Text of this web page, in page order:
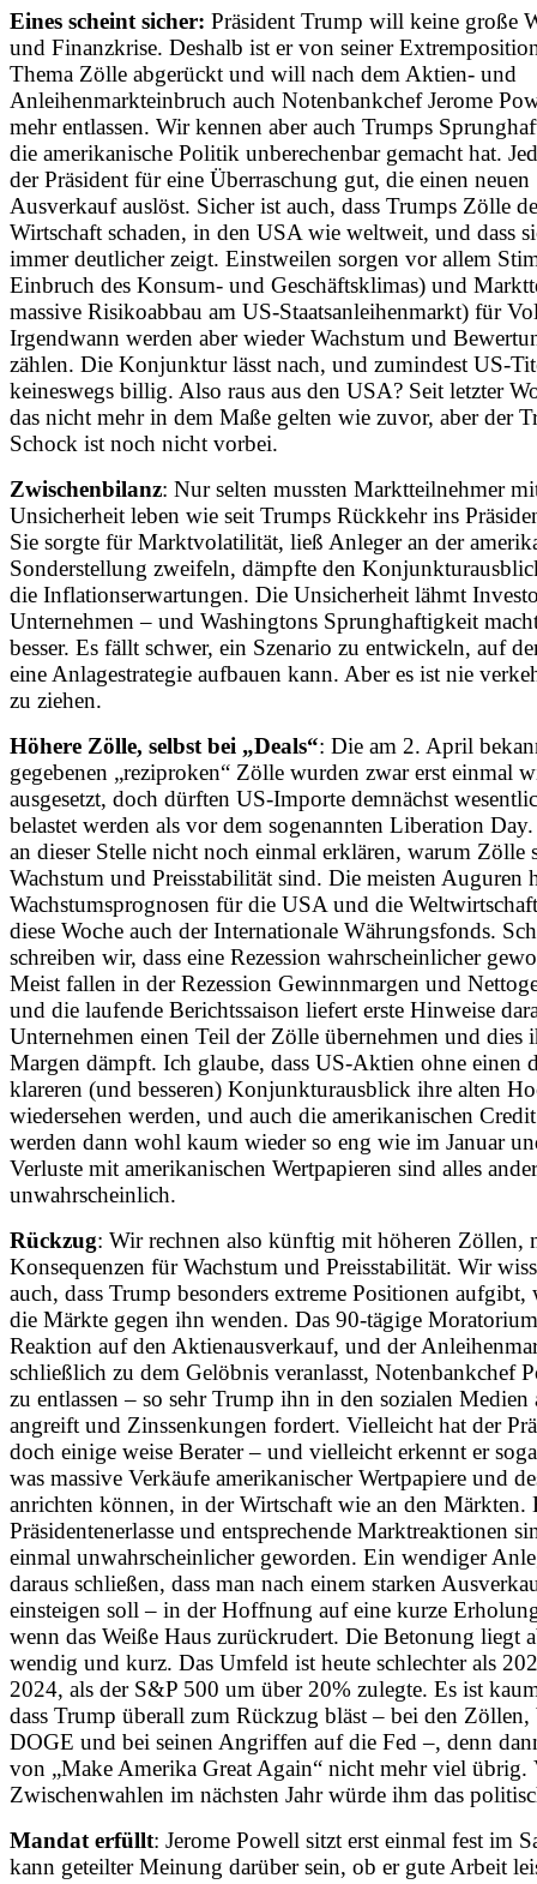
Eines scheint sicher: Präsident Trump will keine große
und Finanzkrise. Deshalb ist er von seiner
Thema Zölle abgerückt und will nach dem Aktien- und
Anleihenmarkteinbruch auch Notenbankchef Jerome
mehr entlassen. Wir kennen aber auch Trumps
die amerikanische Politik unberechenbar gemacht hat.
der Präsident für eine Überraschung gut, die einen neuen
Ausverkauf auslöst. Sicher ist auch, dass Trumps Zölle
Wirtschaft schaden, in den USA wie weltweit, und dass
immer deutlicher zeigt. Einstweilen sorgen vor allem
Einbruch des Konsum- und Geschäftsklimas) und
massive Risikoabbau am US-Staatsanleihenmarkt) für
Irgendwann werden aber wieder Wachstum und
zählen. Die Konjunktur lässt nach, und zumindest US-
keineswegs billig. Also raus aus den USA? Seit letzter
das nicht mehr in dem Maße gelten wie zuvor, aber der
Schock ist noch nicht vorbei.
Zwischenbilanz: Nur selten mussten Marktteilnehmer
Unsicherheit leben wie seit Trumps Rückkehr ins
Sie sorgte für Marktvolatilität, ließ Anleger an der
Sonderstellung zweifeln, dämpfte den
die Inflationserwartungen. Die Unsicherheit lähmt
Unternehmen – und Washingtons Sprunghaftigkeit
besser. Es fällt schwer, ein Szenario zu entwickeln, auf
eine Anlagestrategie aufbauen kann. Aber es ist nie
zu ziehen.
Höhere Zölle, selbst bei „Deals“: Die am 2. April
gegebenen „reziproken“ Zölle wurden zwar erst einmal
ausgesetzt, doch dürften US-Importe demnächst
belastet werden als vor dem sogenannten Liberation
an dieser Stelle nicht noch einmal erklären, warum Zölle
Wachstum und Preisstabilität sind. Die meisten Auguren
Wachstumsprognosen für die USA und die
diese Woche auch der Internationale Währungsfonds.
schreiben wir, dass eine Rezession wahrscheinlicher
Meist fallen in der Rezession Gewinnmargen und
und die laufende Berichtssaison liefert erste Hinweise
Unternehmen einen Teil der Zölle übernehmen und dies
Margen dämpft. Ich glaube, dass US-Aktien ohne einen
klareren (und besseren) Konjunkturausblick ihre alten
wiedersehen werden, und auch die amerikanischen
werden dann wohl kaum wieder so eng wie im Januar
Verluste mit amerikanischen Wertpapieren sind alles
unwahrscheinlich.
Rückzug: Wir rechnen also künftig mit höheren Zöllen,
Konsequenzen für Wachstum und Preisstabilität. Wir
auch, dass Trump besonders extreme Positionen aufgibt,
die Märkte gegen ihn wenden. Das 90-tägige
Reaktion auf den Aktienausverkauf, und der
schließlich zu dem Gelöbnis veranlasst, Notenbankchef
zu entlassen – so sehr Trump ihn in den sozialen Medien
angreift und Zinssenkungen fordert. Vielleicht hat der
doch einige weise Berater – und vielleicht erkennt er
was massive Verkäufe amerikanischer Wertpapiere und
anrichten können, in der Wirtschaft wie an den Märkten.
Präsidenten­erlasse und entsprechende Marktreaktionen
einmal unwahrscheinlicher geworden. Ein wendiger
daraus schließen, dass man nach einem starken
einsteigen soll – in der Hoffnung auf eine kurze
wenn das Weiße Haus zurückrudert. Die Betonung liegt
wendig und kurz. Das Umfeld ist heute schlechter als
2024, als der S&P 500 um über 20% zulegte. Es ist
dass Trump überall zum Rückzug bläst – bei den Zöllen,
DOGE und bei seinen Angriffen auf die Fed –, denn
von „Make Amerika Great Again“ nicht mehr viel übrig.
Zwischenwahlen im nächsten Jahr würde ihm das
Mandat erfüllt: Jerome Powell sitzt erst einmal fest im
kann geteilter Meinung darüber sein, ob er gute Arbeit